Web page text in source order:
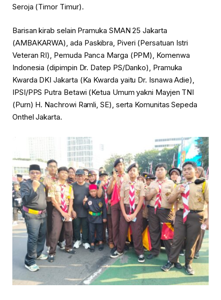
Seroja (Timor Timur).
Barisan kirab selain Pramuka SMAN 25 Jakarta
(AMBAKARWA), ada Paskibra, Piveri (Persatuan Istri
Veteran RI), Pemuda Panca Marga (PPM), Komenwa
Indonesia (dipimpin Dr. Datep PS/Danko), Pramuka
Kwarda DKI Jakarta (Ka Kwarda yaitu Dr. Isnawa Adie),
IPSI/PPS Putra Betawi (Ketua Umum yakni Mayjen TNI
(Purn) H. Nachrowi Ramli, SE), serta Komunitas Sepeda
Onthel Jakarta.